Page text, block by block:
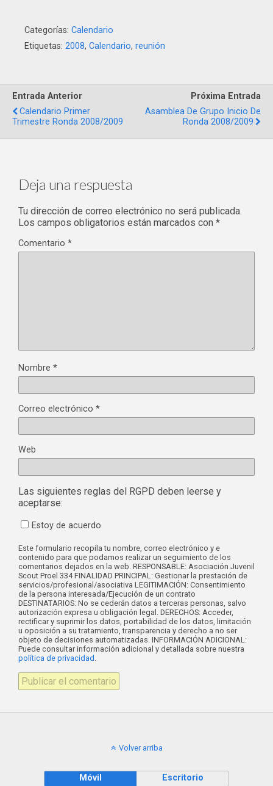
Categorías: Calendario
Etiquetas: 2008, Calendario, reunión
Entrada Anterior
Calendario Primer
Trimestre Ronda 2008/2009
Próxima Entrada
Asamblea De Grupo Inicio De
Ronda 2008/2009
Deja una respuesta
Tu dirección de correo electrónico no será publicada.
Los campos obligatorios están marcados con *
Comentario *
Nombre *
Correo electrónico *
Web
Las siguientes reglas del RGPD deben leerse y
aceptarse:
Estoy de acuerdo
Este formulario recopila tu nombre, correo electrónico y e
contenido para que podamos realizar un seguimiento de los
comentarios dejados en la web. RESPONSABLE: Asociación Juvenil
Scout Proel 334 FINALIDAD PRINCIPAL: Gestionar la prestación de
servicios/profesional/asociativa LEGITIMACIÓN: Consentimiento
de la persona interesada/Ejecución de un contrato
DESTINATARIOS: No se cederán datos a terceras personas, salvo
autorización expresa u obligación legal. DERECHOS: Acceder,
rectificar y suprimir los datos, portabilidad de los datos, limitación
u oposición a su tratamiento, transparencia y derecho a no ser
objeto de decisiones automatizadas. INFORMACIÓN ADICIONAL:
Puede consultar información adicional y detallada sobre nuestra
política de privacidad
Volver arriba
Móvil Escritorio